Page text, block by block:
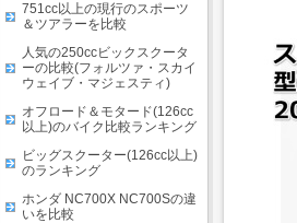
751cc以上の現行のスポーツ
＆ツアラーを比較
人気の250ccビックスクータ
ーの比較(フォルツァ・スカイ
ウェイブ・マジェスティ)
オフロード＆モタード(126cc
以上)のバイク比較ランキング
ビッグスクーター(126cc以上)
のランキング
ホンダ NC700X NC700Sの違
いを比較